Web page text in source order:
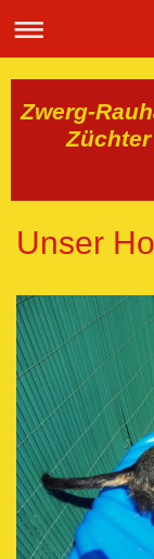
Zwerg-
Züchter
Unser